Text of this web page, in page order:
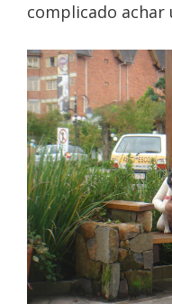
complicado achar